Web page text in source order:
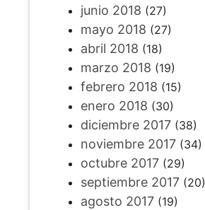
junio 2018 (27)
mayo 2018 (27)
abril 2018 (18)
marzo 2018 (19)
febrero 2018 (15)
enero 2018 (30)
diciembre 2017(38)
noviembre 2017(34)
octubre 2017(29)
septiembre 2017(20)
agosto 2017(19)